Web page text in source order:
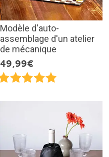
Modèle d'auto-
assemblage d'un atelier
de mécanique
49,99€